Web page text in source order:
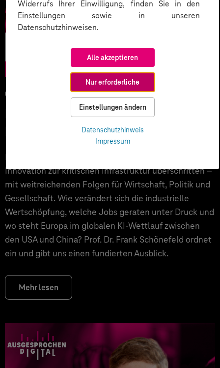
Widerrufs Ihrer Einwilligung, finden Sie in den
Einstellungen sowie in unseren
Datenschutzhinweisen.
Alle akzeptieren
Nur erforderliche
Einstellungen ändern
Datenschutzhinweis
Impressum
05.02.2026
KI-Wettlauf 2026: Innovationen,
Investitionen und Machtfragen
Künstliche Intelligenz hat die Schwelle von der
Innovation zur kritischen Infrastruktur überschritten –
mit weitreichenden Folgen für Wirtschaft, Politik und
Gesellschaft. Wie verändert sich die industrielle
Wertschöpfung, welche Jobs geraten unter Druck und
wo steht Europa im globalen KI-Wettlauf zwischen
den USA und China? Prof. Dr. Frank Schönefeld ordnet
ein und gibt uns einen fundierten Ausblick.
Mehr lesen